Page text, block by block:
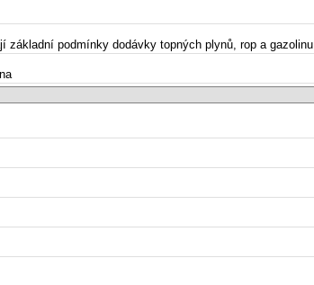
podmínky dodávky topných plynů, rop a gazolinu